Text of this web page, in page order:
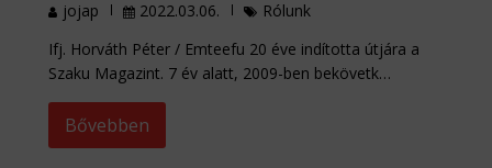
jojap 2022.03.06.
Rólunk
Ifj. Horváth Péter / Emteefu 20 éve indította útjára a
Szaku Magazint. 7 év alatt, 2009-ben bekövetk…
Bővebben